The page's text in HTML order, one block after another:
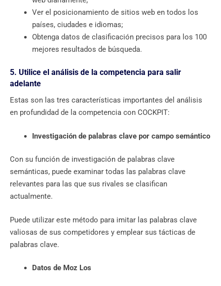
Ver el posicionamiento de sitios web en todos los
países, ciudades e idiomas;
Obtenga datos de clasificación precisos para los 100
mejores resultados de búsqueda.
5. Utilice el análisis de la competencia para salir
adelante
Estas son las tres características importantes del análisis
en profundidad de la competencia con COCKPIT:
Investigación de palabras clave por campo semántico
Con su función de investigación de palabras clave
semánticas, puede examinar todas las palabras clave
relevantes para las que sus rivales se clasifican
actualmente.
Puede utilizar este método para imitar las palabras clave
valiosas de sus competidores y emplear sus tácticas de
palabras clave.
Datos de Moz Los